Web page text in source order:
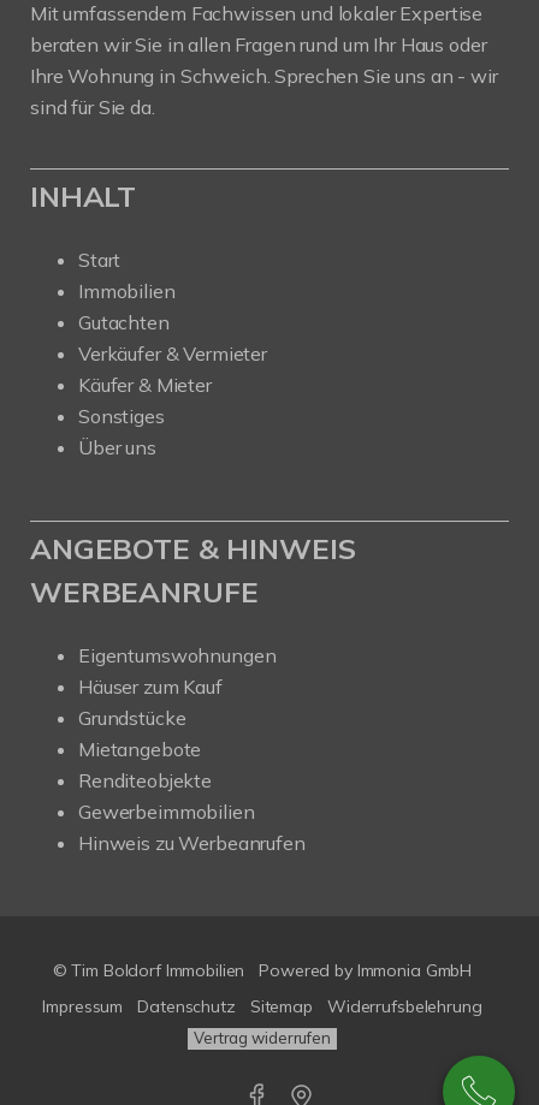
Mit umfassendem Fachwissen und lokaler Expertise
beraten wir Sie in allen Fragen rund um Ihr Haus oder
Ihre Wohnung in Schweich. Sprechen Sie uns an - wir
sind für Sie da.
INHALT
Start
Immobilien
Gutachten
Verkäufer & Vermieter
Käufer & Mieter
Sonstiges
Über uns
ANGEBOTE & HINWEIS
WERBEANRUFE
Eigentumswohnungen
Häuser zum Kauf
Grundstücke
Mietangebote
Renditeobjekte
Gewerbeimmobilien
Hinweis zu Werbeanrufen
© Tim Boldorf Immobilien Powered by Immonia GmbH
Impressum
Datenschutz Sitemap Widerrufsbelehrung
Vertrag widerrufen